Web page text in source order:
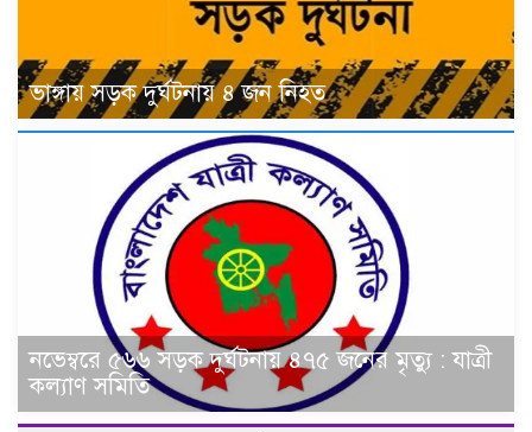
ভাঙ্গায় সড়ক দুর্ঘটনায় ৪ জন নিহত
নভেম্বরে ৫৬৬ সড়ক দুর্ঘটনায় ৪৭৫ জনের মৃত্যু : যাত্রী
কল্যাণ সমিতি